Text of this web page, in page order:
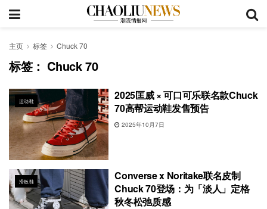
主页 标签 Chuck 70
标签： Chuck 70
运动鞋
2025匡威 × 可口可乐联名款Chuck
70高帮运动鞋发售预告
2025年10月7日
滑板鞋
Converse x Noritake联名皮制
Chuck 70登场：为「淡人」定格
秋冬松弛质感